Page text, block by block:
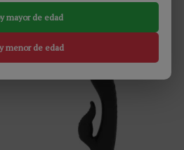
mayor de edad
menor de edad
Relevancia 6
-19%